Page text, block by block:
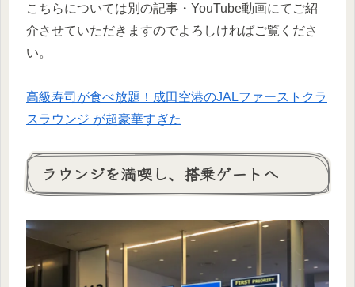
こちらについては別の記事・YouTube動画にてご紹
介させていただきますのでよろしければご覧くださ
い。
高級寿司が食べ放題！成田空港のJALファーストクラ
スラウンジ が超豪華すぎた
ラウンジを満喫し、搭乗ゲートへ